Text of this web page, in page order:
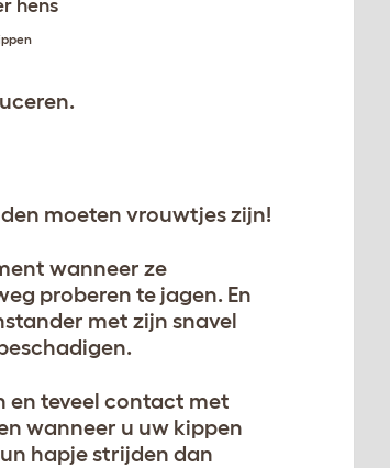
moeten vrouwtjes zijn!
wanneer ze
proberen te jagen. En
met zijn snavel
en teveel contact met
wanneer u uw kippen
hapje strijden dan